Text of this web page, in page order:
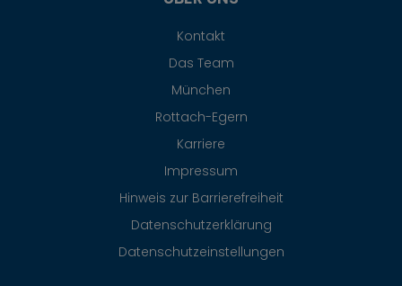
Kontakt
Das Team
München
Rottach-Egern
Karriere
Impressum
Hinweis zur Barrierefreiheit
Datenschutzerklärung
Datenschutzeinstellungen